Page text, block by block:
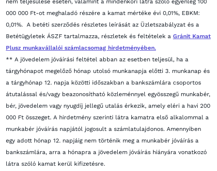
nem teljesülése esetén, valamint a mindenkori látra szóló egyenleg 100
000 000 Ft-ot meghaladó részére a kamat mértéke évi 0,01%, EBKM:
0,01%. A betéti szerződés részletes leírását az Üzletszabályzat és a
Betétügyletek ÁSZF tartalmazza, részletek és feltételek a Gránit Kamat
Plusz munkavállalói számlacsomag hirdetményében.
** A jövedelem jóváírási feltétel abban az esetben teljesül, ha a
tárgyhónapot megelőző hónap utolsó munkanapja előtti 3. munkanap és
a tárgyhónap 12. napja közötti időszakban a bankszámlára csoportos
átutalással és/vagy beazonosítható közleménnyel egyösszegű munkabér,
bér, jövedelem vagy nyugdíj jellegű utalás érkezik, amely eléri a havi 200
000 Ft összeget. A hirdetmény szerinti látra kamatra első alkalommal a
munkabér jóváírás napjától jogosult a számlatulajdonos. Amennyiben
egy adott hónap 12. napjáig nem történik meg a munkabér jóváírás a
bankszámlára, arra a hónapra a jövedelem jóváírás hiányára vonatkozó
látra szóló kamat kerül kifizetésre.